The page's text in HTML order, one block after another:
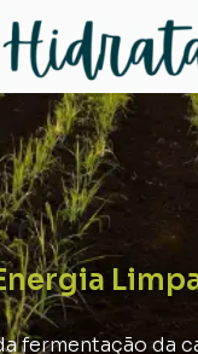
fermentação da